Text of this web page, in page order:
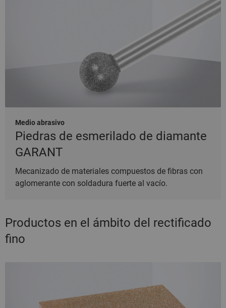
Medio abrasivo
Piedras de esmerilado de diamante
GARANT
Mecanizado de materiales compuestos de fibras con
aglomerante con soldadura fuerte al vacío.
Productos en el ámbito del rectificado
fino